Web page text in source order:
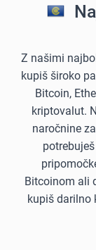
Z našimi
kupiš široko
Bitcoin,
kriptovalut.
naročnine
Bitcoinom ali
kupiš darilno